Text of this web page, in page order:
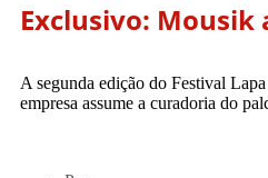
Exclusivo: Mousik
A segunda edição do Festival
empresa assume a curadoria do